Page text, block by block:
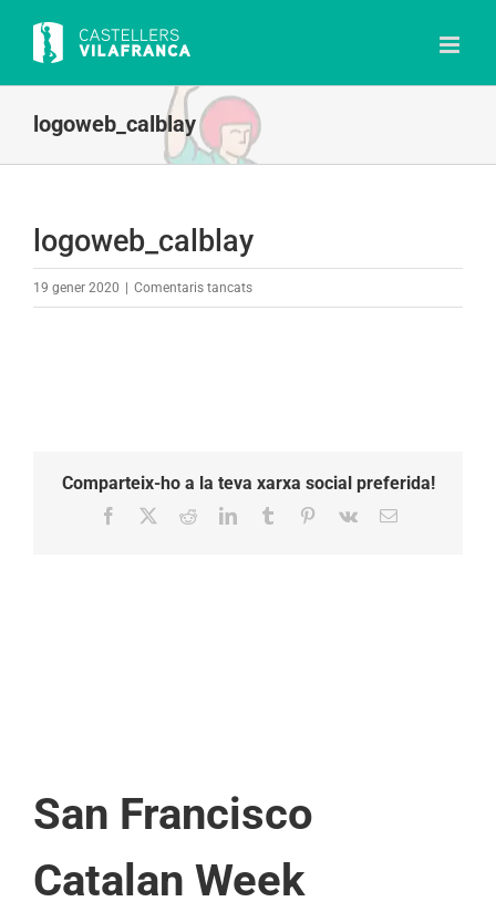
content
logoweb_calblay
logoweb_calblay
19 gener 2020 Comentaris tancatsa
Comparteix-ho a la teva xarxa social preferida!
Facebook RedditLinkedInTumblr Pinterest
Vk Email:
San Francisco
Catalan Week